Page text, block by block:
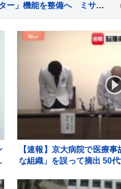
東京都が東京駅の八重洲駐車場に「地下シェルター」機能を整備へ ミサイル攻撃に備え
【速報】京大病院で医療
な組織」を誤って摘出 50